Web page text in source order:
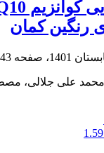
رنگین کمان
353
علی جلالی،